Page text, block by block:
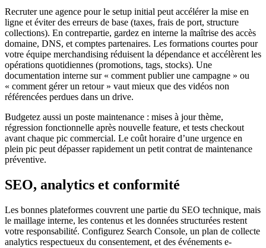
Recruter une agence pour le setup initial peut accélérer la mise en
ligne et éviter des erreurs de base (taxes, frais de port, structure
collections). En contrepartie, gardez en interne la maîtrise des accès
domaine, DNS, et comptes partenaires. Les formations courtes pour
votre équipe merchandising réduisent la dépendance et accélèrent les
opérations quotidiennes (promotions, tags, stocks). Une
documentation interne sur « comment publier une campagne » ou
« comment gérer un retour » vaut mieux que des vidéos non
référencées perdues dans un drive.
Budgetez aussi un poste maintenance : mises à jour thème,
régression fonctionnelle après nouvelle feature, et tests checkout
avant chaque pic commercial. Le coût horaire d’une urgence en
plein pic peut dépasser rapidement un petit contrat de maintenance
préventive.
SEO, analytics et conformité
Les bonnes plateformes couvrent une partie du SEO technique, mais
le maillage interne, les contenus et les données structurées restent
votre responsabilité. Configurez Search Console, un plan de collecte
analytics respectueux du consentement, et des événements e-